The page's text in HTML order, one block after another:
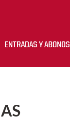
ENTRADAS Y ABONOS